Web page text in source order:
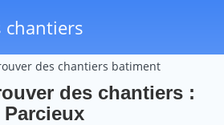
chantiers
des chantiers batiment
des chantiers :
Parcieux